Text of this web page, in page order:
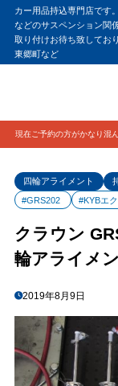
カー用品持込専門店です
などのサスペンション関
取り付けお待ち致してお
東郷町など
現在ご予約の方がかなり混
四輪アライメント
#GRS202
#KYBエ
クラウン
輪アライメ
2019年8月9日